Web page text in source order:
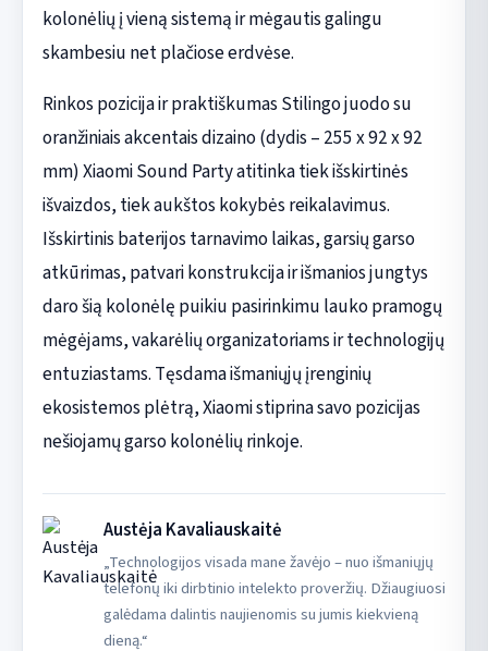
kolonėlių į vieną sistemą ir mėgautis galingu
skambesiu net plačiose erdvėse.
Rinkos pozicija ir praktiškumas Stilingo juodo su
oranžiniais akcentais dizaino (dydis – 255 x 92 x 92
mm) Xiaomi Sound Party atitinka tiek išskirtinės
išvaizdos, tiek aukštos kokybės reikalavimus.
Išskirtinis baterijos tarnavimo laikas, garsių garso
atkūrimas, patvari konstrukcija ir išmanios jungtys
daro šią kolonėlę puikiu pasirinkimu lauko pramogų
mėgėjams, vakarėlių organizatoriams ir technologijų
entuziastams. Tęsdama išmaniųjų įrenginių
ekosistemos plėtrą, Xiaomi stiprina savo pozicijas
nešiojamų garso kolonėlių rinkoje.
Austėja Kavaliauskaitė
„Technologijos visada mane žavėjo – nuo išmaniųjų
telefonų iki dirbtinio intelekto proveržių. Džiaugiuosi
galėdama dalintis naujienomis su jumis kiekvieną
dieną.“